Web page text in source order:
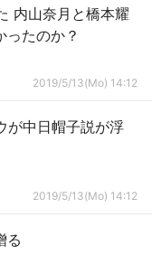
内山奈月と橋本耀
ったのか？
2019/5/13(Mo) 14:12
が中日帽子説が浮
2019/5/13(Mo) 14:12
る